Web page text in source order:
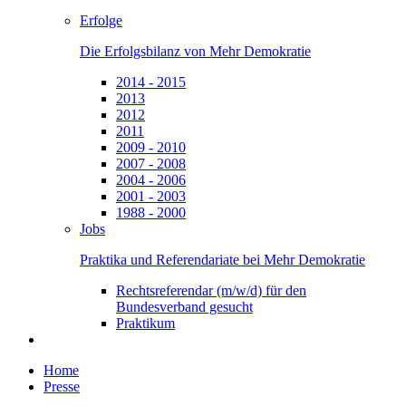
Erfolge
Die Erfolgsbilanz von Mehr Demokratie
2014 - 2015
2013
2012
2011
2009 - 2010
2007 - 2008
2004 - 2006
2001 - 2003
1988 - 2000
Jobs
Praktika und Referendariate bei Mehr Demokratie
Rechtsreferendar (m/w/d) für den
Bundesverband gesucht
Praktikum
Home
Presse